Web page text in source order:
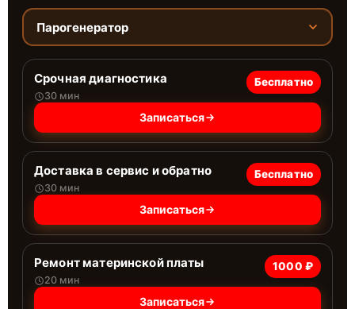
Парогенератор
Срочная диагностика
30 мин
Бесплатно
Записаться
Доставка в сервис и обратно
30 мин
Бесплатно
Записаться
Ремонт материнской платы
20 мин
1000 ₽
Записаться